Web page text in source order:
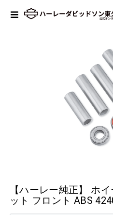
【ハーレー純正】 ホ
ット フロント ABS